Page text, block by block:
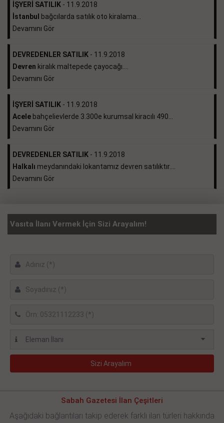
İŞYERİ SATILIK - 11.9.2018
İstanbul
bağcılarda satılık oto kiralama...
Devamını Gör
DEVREDENLER SATILIK - 11.9.2018
Devren kiralık maltepede çayocağı....
Devamını Gör
İŞYERİ SATILIK - 11.9.2018
Acele bahçelievlerde 3.300e kurumsal kiracılı 490...
Devamını Gör
DEVREDENLER SATILIK - 11.9.2018
Halkalı meydanındaki lokantamız devren satılıktır....
Devamını Gör
Vasıta İlanı Vermek İçin Sizi Arayalım!
Sabah Gazetesi İlan Çeşitleri
Aşağıdaki bağlantıları takip ederek farklı ilan türleri hakkında